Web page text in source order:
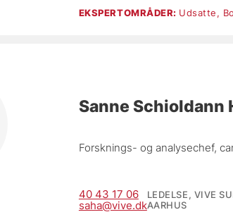
EKSPERTOMRÅDER: Udsatte,
Sanne Schioldann
Forsknings- og analysechef,
40 43 17 06
saha@vive.dk
LEDELSE, VIVE
AARHUS